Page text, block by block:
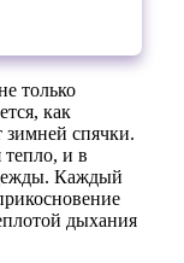
только
как
зимней спячки.
и в
Каждый
дыхания